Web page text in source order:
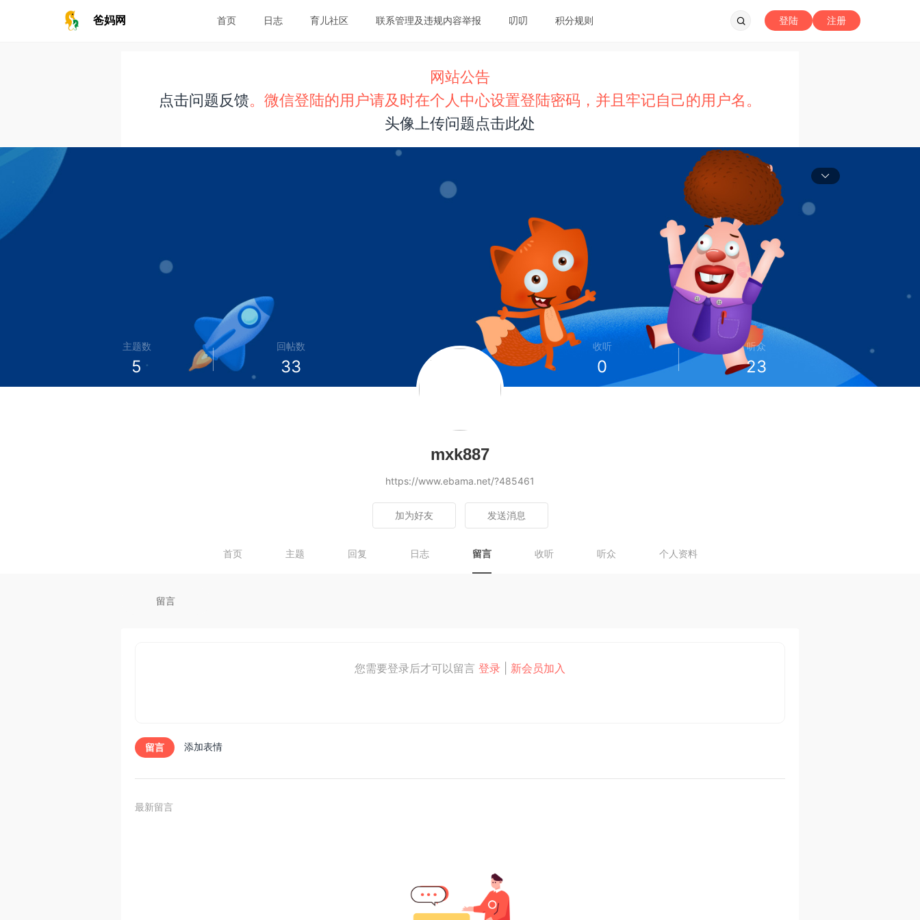
爸妈网 首页 日志 育儿社区 联系管理及违规内容举报 叨叨 积分规则 注册
登陆
网站公告
点击问题反馈。微信登陆的用户请及时在个人中心设置登陆密码，并且牢记自己的用户名。
头像上传问题点击此处
mxk887
https://www.ebama.net/?485461
加为好友 发送消息
主题数
5
回帖数
33
收听
0
听众
23
首页 主题 回复 日志 留言 收听 听众 个人资料
留言
您需要登录后才可以留言 登录 新会员加入
留言 添加表情
最新留言